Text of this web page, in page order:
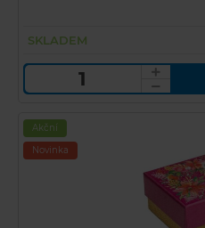
SKLADEM
Akční
Novinka